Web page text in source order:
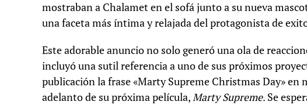
mostraban a Chalamet en el sofá junto a su nueva
una faceta más íntima y relajada del protagonista de
Este adorable anuncio no solo generó una ola de
incluyó una sutil referencia a uno de sus próximos
publicación la frase «Marty Supreme Christmas Day» en
adelanto de su próxima película,Marty Supreme. Se